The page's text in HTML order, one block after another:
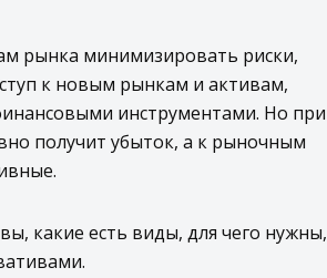
рынка минимизировать риски,
к новым рынкам и активам,
инструментами. Но при
получит убыток, а к рыночным
какие есть виды, для чего нужны,